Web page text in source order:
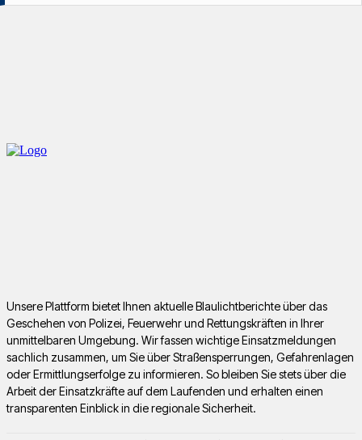
Unsere Plattform bietet Ihnen aktuelle Blaulichtberichte über das
Geschehen von Polizei, Feuerwehr und Rettungskräften in Ihrer
unmittelbaren Umgebung. Wir fassen wichtige Einsatzmeldungen
sachlich zusammen, um Sie über Straßensperrungen, Gefahrenlagen
oder Ermittlungserfolge zu informieren. So bleiben Sie stets über die
Arbeit der Einsatzkräfte auf dem Laufenden und erhalten einen
transparenten Einblick in die regionale Sicherheit.